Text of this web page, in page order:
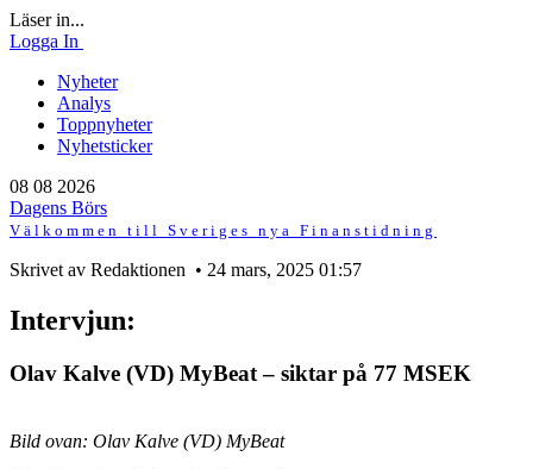
Läser in...
Logga In
Nyheter
Analys
Toppnyheter
Nyhetsticker
08 08 2026
Dagens Börs
Välkommen till Sveriges nya Finanstidning
Skrivet av Redaktionen • 24 mars, 2025 01:57
Intervjun:
Olav Kalve (VD) MyBeat – siktar på 77 MSEK
Bild ovan: Olav Kalve (VD) MyBeat